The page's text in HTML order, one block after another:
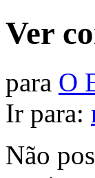
Ver
para O
Ir para:
Não